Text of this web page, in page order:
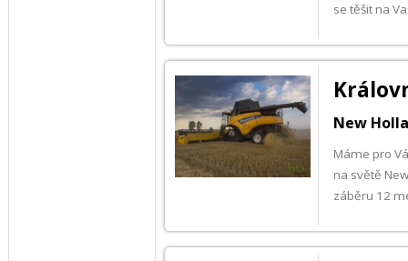
se těšit na
New
Máme pro
na světě
záběru 12